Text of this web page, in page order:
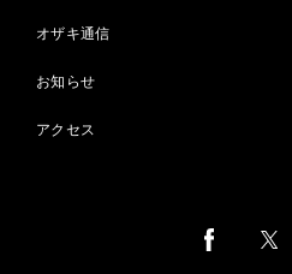
オザキ通信
お知らせ
アクセス